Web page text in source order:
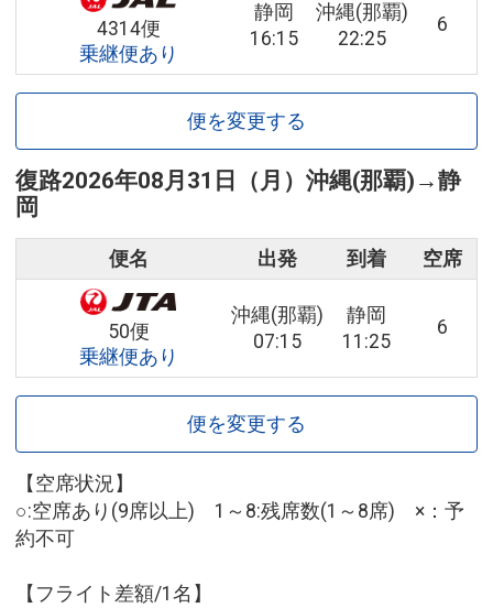
4314便
乗継便あり
静岡
16:15
沖縄(那覇)
22:25
6
便を変更する
復路2026年08月31日（月） 沖縄(那覇) →静
岡
便名 出発 到着 空席
50便
乗継便あり
沖縄(那覇)
07:15
静岡
11:25
6
便を変更する
【空席状況】
○:空席あり(9席以上) 1～8:残席数(1～8席) ×：予
約不可
【フライト差額/1名】